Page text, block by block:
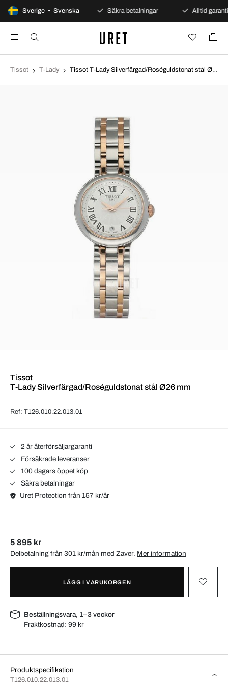
Sverige • Svenska
100 dagars öppet köp Säkra betalningar Alltid garanti
Tissot T-Lady Tissot T-Lady Silverfärgad/Roséguldstonat stål Ø26 mm T126.010.22.013.01
Tissot
T-Lady Silverfärgad/Roséguldstonat stål Ø26 mm
Ref: T126.010.22.013.01
2 år återförsäljargaranti
Försäkrade leveranser
100 dagars öppet köp
Säkra betalningar
Uret Protection från 157 kr/år
5 895 kr
Delbetalning från 301 kr/mån med Zaver. Mer information
LÄGG I VARUKORGEN
Beställningsvara, 1–3 veckor
Fraktkostnad:99 kr
Produktspecifikation
T126.010.22.013.01